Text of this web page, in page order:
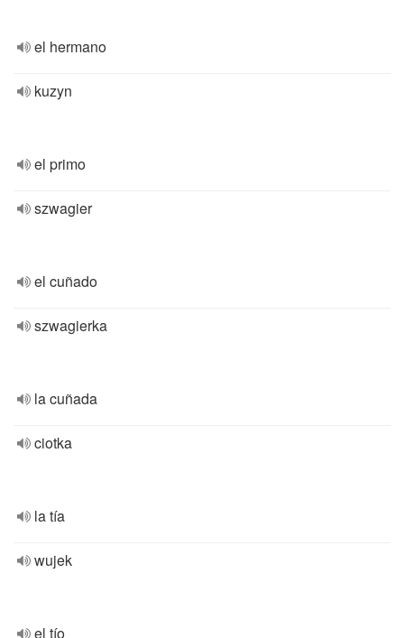
el hermano
kuzyn
el primo
szwagier
el cuñado
szwagierka
la cuñada
ciotka
la tía
wujek
el tío